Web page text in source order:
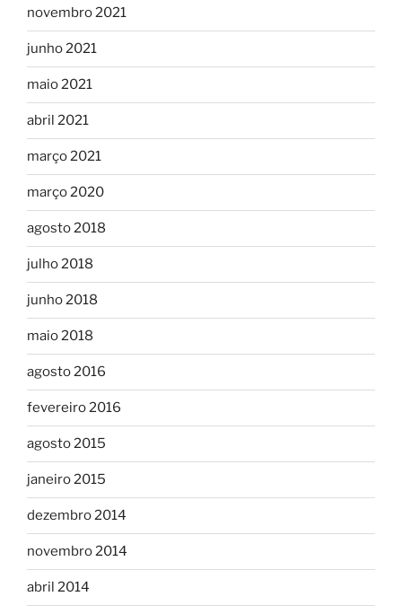
novembro 2021
junho 2021
maio 2021
abril 2021
março 2021
março 2020
agosto 2018
julho 2018
junho 2018
maio 2018
agosto 2016
fevereiro 2016
agosto 2015
janeiro 2015
dezembro 2014
novembro 2014
abril 2014